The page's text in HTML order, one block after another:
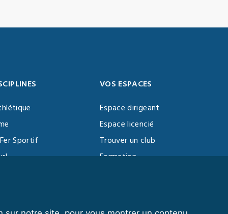
Sportif
VOS ESPACES
Espace dirigeant
Espace licencié
Trouver un club
Formation